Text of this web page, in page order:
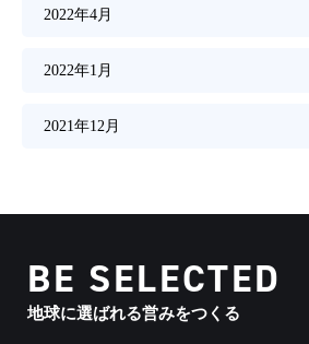
2022年4月
2022年1月
2021年12月
BE SELECTED
地球に選ばれる営みをつくる